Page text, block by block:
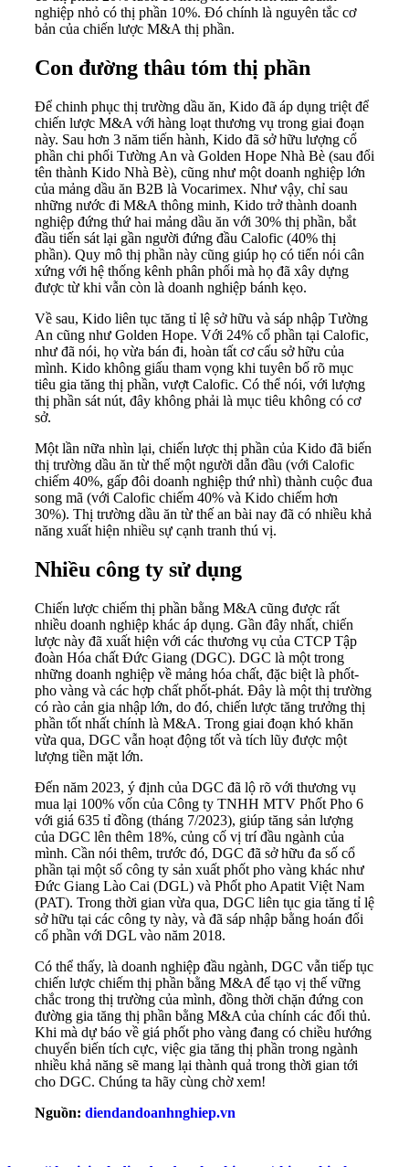
nghiệp nhỏ có thị phần 10%. Đó chính là nguyên tắc cơ
bản của chiến lược M&A thị phần.
Con đường thâu tóm thị phần
Để chinh phục thị trường dầu ăn, Kido đã áp dụng triệt để
chiến lược M&A với hàng loạt thương vụ trong giai đoạn
này. Sau hơn 3 năm tiến hành, Kido đã sở hữu lượng cổ
phần chi phối Tường An và Golden Hope Nhà Bè (sau đổi
tên thành Kido Nhà Bè), cũng như một doanh nghiệp lớn
của mảng dầu ăn B2B là Vocarimex. Như vậy, chỉ sau
những nước đi M&A thông minh, Kido trở thành doanh
nghiệp đứng thứ hai mảng dầu ăn với 30% thị phần, bắt
đầu tiến sát lại gần người đứng đầu Calofic (40% thị
phần). Quy mô thị phần này cũng giúp họ có tiến nói cân
xứng với hệ thống kênh phân phối mà họ đã xây dựng
được từ khi vẫn còn là doanh nghiệp bánh kẹo.
Về sau, Kido liên tục tăng tỉ lệ sở hữu và sáp nhập Tường
An cũng như Golden Hope. Với 24% cổ phần tại Calofic,
như đã nói, họ vừa bán đi, hoàn tất cơ cấu sở hữu của
mình. Kido không giấu tham vọng khi tuyên bố rõ mục
tiêu gia tăng thị phần, vượt Calofic. Có thể nói, với lượng
thị phần sát nút, đây không phải là mục tiêu không có cơ
sở.
Một lần nữa nhìn lại, chiến lược thị phần của Kido đã biến
thị trường dầu ăn từ thế một người dẫn đầu (với Calofic
chiếm 40%, gấp đôi doanh nghiệp thứ nhì) thành cuộc đua
song mã (với Calofic chiếm 40% và Kido chiếm hơn
30%). Thị trường dầu ăn từ thế an bài nay đã có nhiều khả
năng xuất hiện nhiều sự cạnh tranh thú vị.
Nhiều công ty sử dụng
Chiến lược chiếm thị phần bằng M&A cũng được rất
nhiều doanh nghiệp khác áp dụng. Gần đây nhất, chiến
lược này đã xuất hiện với các thương vụ của CTCP Tập
đoàn Hóa chất Đức Giang (DGC). DGC là một trong
những doanh nghiệp về mảng hóa chất, đặc biệt là phốt-
pho vàng và các hợp chất phốt-phát. Đây là một thị trường
có rào cản gia nhập lớn, do đó, chiến lược tăng trưởng thị
phần tốt nhất chính là M&A. Trong giai đoạn khó khăn
vừa qua, DGC vẫn hoạt động tốt và tích lũy được một
lượng tiền mặt lớn.
Đến năm 2023, ý định của DGC đã lộ rõ với thương vụ
mua lại 100% vốn của Công ty TNHH MTV Phốt Pho 6
với giá 635 tỉ đồng (tháng 7/2023), giúp tăng sản lượng
của DGC lên thêm 18%, củng cố vị trí đầu ngành của
mình. Cần nói thêm, trước đó, DGC đã sở hữu đa số cổ
phần tại một số công ty sản xuất phốt pho vàng khác như
Đức Giang Lào Cai (DGL) và Phốt pho Apatit Việt Nam
(PAT). Trong thời gian vừa qua, DGC liên tục gia tăng tỉ lệ
sở hữu tại các công ty này, và đã sáp nhập bằng hoán đổi
cổ phần với DGL vào năm 2018.
Có thể thấy, là doanh nghiệp đầu ngành, DGC vẫn tiếp tục
chiến lược chiếm thị phần bằng M&A để tạo vị thế vững
chắc trong thị trường của mình, đồng thời chặn đứng con
đường gia tăng thị phần bằng M&A của chính các đối thủ.
Khi mà dự báo về giá phốt pho vàng đang có chiều hướng
chuyển biến tích cực, việc gia tăng thị phần trong ngành
nhiều khả năng sẽ mang lại thành quả trong thời gian tới
cho DGC. Chúng ta hãy cùng chờ xem!
Nguồn: diendandoanhnghiep.vn